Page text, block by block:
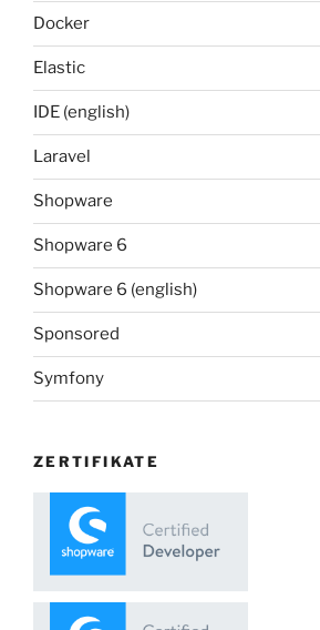
Docker
Elastic
IDE (english)
Laravel
Shopware
Shopware 6
Shopware 6 (english)
Sponsored
Symfony
ZERTIFIKATE